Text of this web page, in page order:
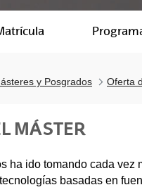
y Posgrados Oferta
MÁSTER
ha ido tomando cada vez
basadas en